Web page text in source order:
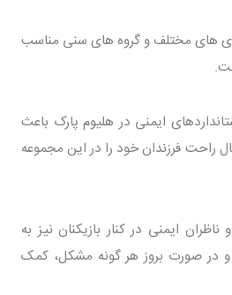
های مختلف و گروه های سنی مناسب
ایمنی در هلیوم پارک باعث
راحت فرزندان خود را در این مجموعه
ایمنی در کنار بازیکنان نیز به
و در صورت بروز هر گونه مشکل، کمک